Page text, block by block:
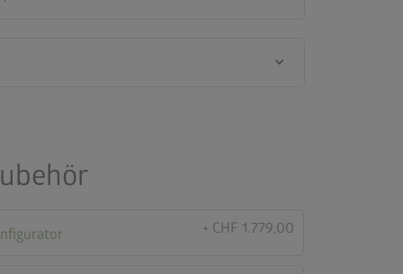
keyboard_arrow_down
+ CHF 1.779,00